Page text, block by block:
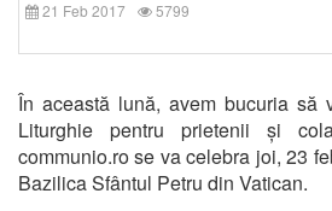
21 Feb 2017 5799
În această lună, avem bucuria să
Liturghie pentru prietenii și
communio.ro se va celebra joi, 23
Bazilica Sfântul Petru din Vatican.